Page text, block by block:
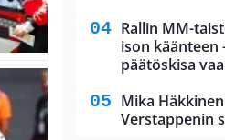
Rallin MM-
ison käänteen
päätöskisa
Mika
Verstappenin